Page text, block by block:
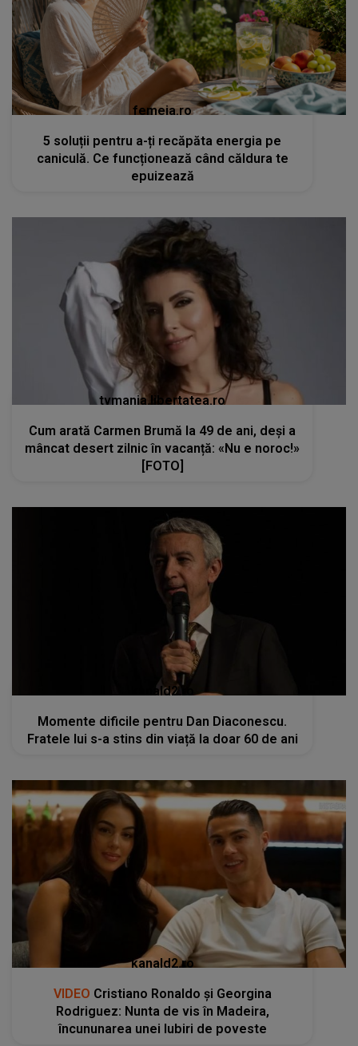
femeia.ro
5 soluții pentru a-ți recăpăta energia pe
caniculă. Ce funcționează când căldura te
epuizează
tvmania.libertatea.ro
Cum arată Carmen Brumă la 49 de ani, deși a
mâncat desert zilnic în vacanță: «Nu e noroc!»
[FOTO]
kanald2.ro
Momente dificile pentru Dan Diaconescu.
Fratele lui s-a stins din viață la doar 60 de ani
kanald2.ro
VIDEO Cristiano Ronaldo și Georgina
Rodriguez: Nunta de vis în Madeira,
încununarea unei Iubiri de poveste